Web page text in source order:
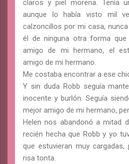
claros y piel morena. Tenía
aunque lo había visto mil
calzoncillos por mi casa,
él de ninguna otra forma
amigo de mi hermano, el
amigo de mi hermano.
Me costaba encontrar a ese
Y sin duda Robb seguía
inocente y burlón. Seguía
mejor amigo de mi hermano,
Helen nos abandonó a mitad
recién hecha que Robb y yo
que estuvieran muy
risa tonta.